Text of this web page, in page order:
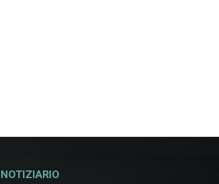
NOTIZIARIO